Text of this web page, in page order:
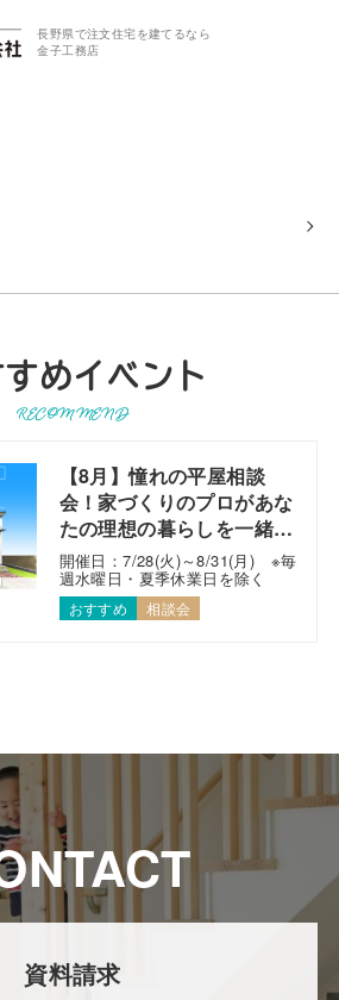
長野県で注文住宅を建てるなら
金子工務店
めイベント
RECOMMEND
【8月】憧れの平屋相談
会！家づくりのプロがあな
たの理想の暮らしを一緒に
考えます！
開催日：7/28(火)～8/31(月) ※毎
週水曜日・夏季休業日を除く
おすすめ 相談会
資料請求